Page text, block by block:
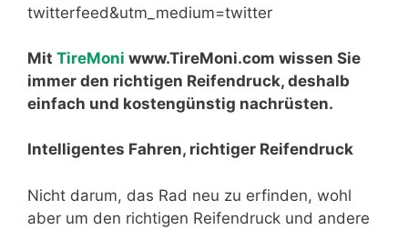
twitterfeed&utm_medium=twitter
Mit TireMoni www.TireMoni.com wissen Sie
immer den richtigen Reifendruck, deshalb
einfach und kostengünstig nachrüsten.
Intelligentes Fahren, richtiger Reifendruck
Nicht darum, das Rad neu zu erfinden, wohl
aber um den richtigen Reifendruck und andere